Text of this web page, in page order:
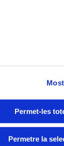
Permet-les
Permetre la
de Ibiza y